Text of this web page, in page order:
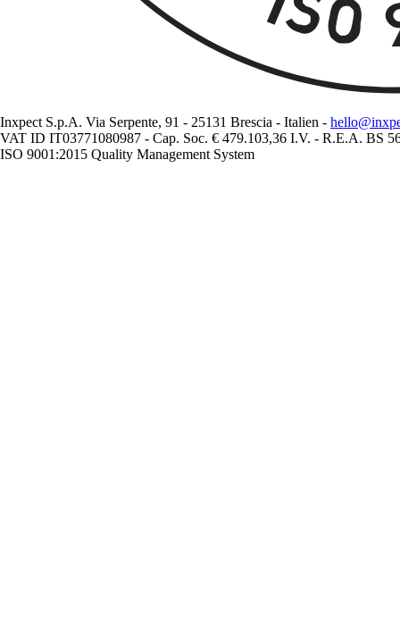
Inxpect S.p.A. Via Serpente, 91 - 25131 Brescia - Italien -
VAT ID IT03771080987 - Cap. Soc. € 479.103,36 I.V. - R.E.A. BS
ISO 9001:2015 Quality Management System